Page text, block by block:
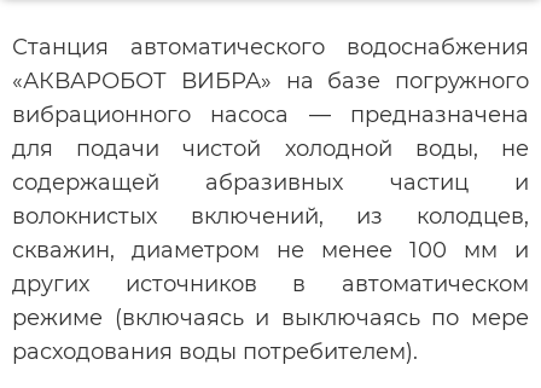
Станция автоматического водоснабжения
«АКВАРОБОТ ВИБРА» на базе погружного
вибрационного насоса — предназначена
для подачи чистой холодной воды, не
содержащей абразивных частиц и
волокнистых включений, из колодцев,
скважин, диаметром не менее 100 мм и
других источников в автоматическом
режиме (включаясь и выключаясь по мере
расходования воды потребителем).